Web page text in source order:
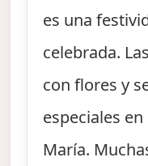
es una
celebrada.
con flores y
especiales
María.